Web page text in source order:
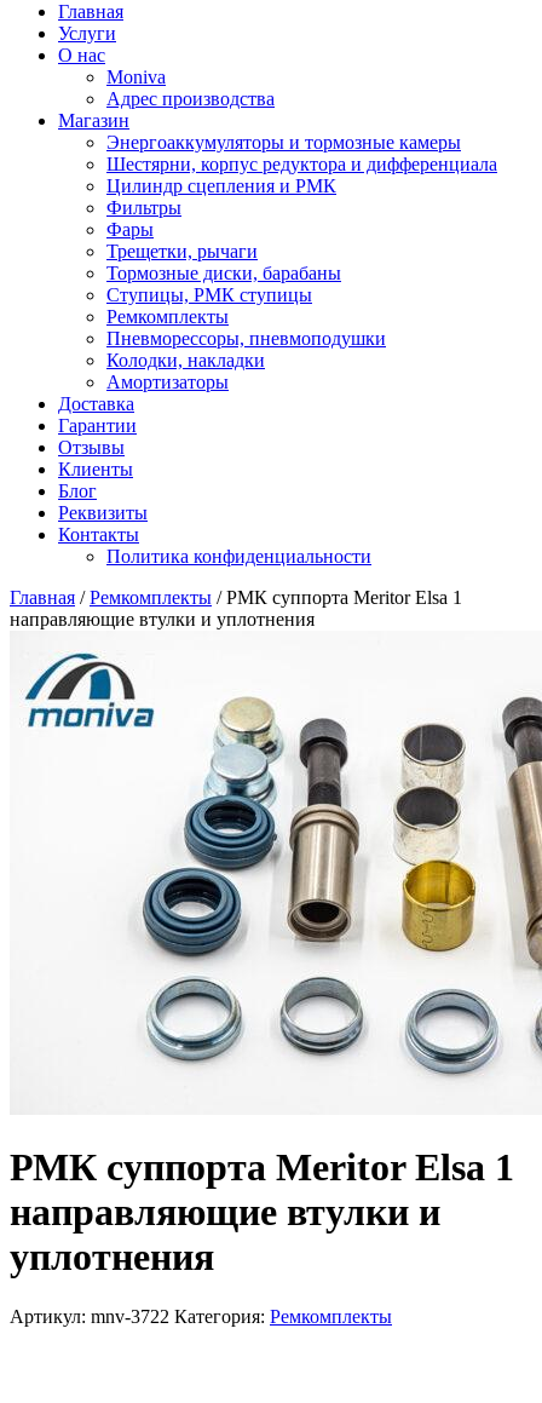
Главная
Услуги
О нас
Moniva
Адрес производства
Магазин
Энергоаккумуляторы и тормозные камеры
Шестярни, корпус редуктора и дифференциала
Цилиндр сцепления и РМК
Фильтры
Фары
Трещетки, рычаги
Тормозные диски, барабаны
Ступицы, РМК ступицы
Ремкомплекты
Пневморессоры, пневмоподушки
Колодки, накладки
Амортизаторы
Доставка
Гарантии
Отзывы
Клиенты
Блог
Реквизиты
Контакты
Политика конфиденциальности
Главная /Ремкомплекты / РМК суппорта Meritor Elsa 1
направляющие втулки и уплотнения
РМК суппорта Meritor Elsa 1
направляющие втулки и
уплотнения
Артикул: mnv-3722 Категория: Ремкомплекты